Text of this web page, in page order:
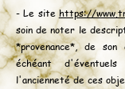
- Le sitehttps://
soin de noter le
*provenance*, de
échéant
l'ancienneté de ces